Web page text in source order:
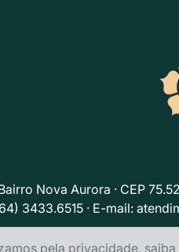
Nova Aurora · CEP
3433.6515 · E-mail:
pela privacidade, saiba